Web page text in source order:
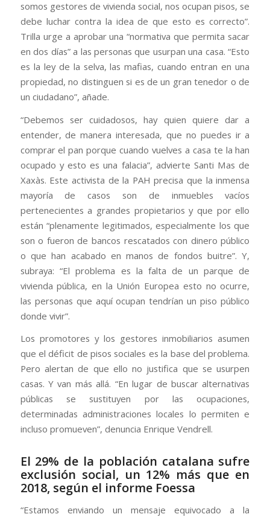
somos gestores de vivienda social, nos ocupan pisos, se
debe luchar contra la idea de que esto es correcto”.
Trilla urge a aprobar una “normativa que permita sacar
en dos días” a las personas que usurpan una casa. “Esto
es la ley de la selva, las mafias, cuando entran en una
propiedad, no distinguen si es de un gran tenedor o de
un ciudadano”, añade.
“Debemos ser cuidadosos, hay quien quiere dar a
entender, de manera interesada, que no puedes ir a
comprar el pan porque cuando vuelves a casa te la han
ocupado y esto es una falacia”, advierte Santi Mas de
Xaxàs. Este activista de la PAH precisa que la inmensa
mayoría de casos son de inmuebles vacíos
pertenecientes a grandes propietarios y que por ello
están “plenamente legitimados, especialmente los que
son o fueron de bancos rescatados con dinero público
o que han acabado en manos de fondos buitre”. Y,
subraya: “El problema es la falta de un parque de
vivienda pública, en la Unión Europea esto no ocurre,
las personas que aquí ocupan tendrían un piso público
donde vivir”.
Los promotores y los gestores inmobiliarios asumen
que el déficit de pisos sociales es la base del problema.
Pero alertan de que ello no justifica que se usurpen
casas. Y van más allá. “En lugar de buscar alternativas
públicas se sustituyen por las ocupaciones,
determinadas administraciones locales lo permiten e
incluso promueven”, denuncia Enrique Vendrell.
El 29% de la población catalana sufre
exclusión social, un 12% más que en
2018, según el informe Foessa
“Estamos enviando un mensaje equivocado a la